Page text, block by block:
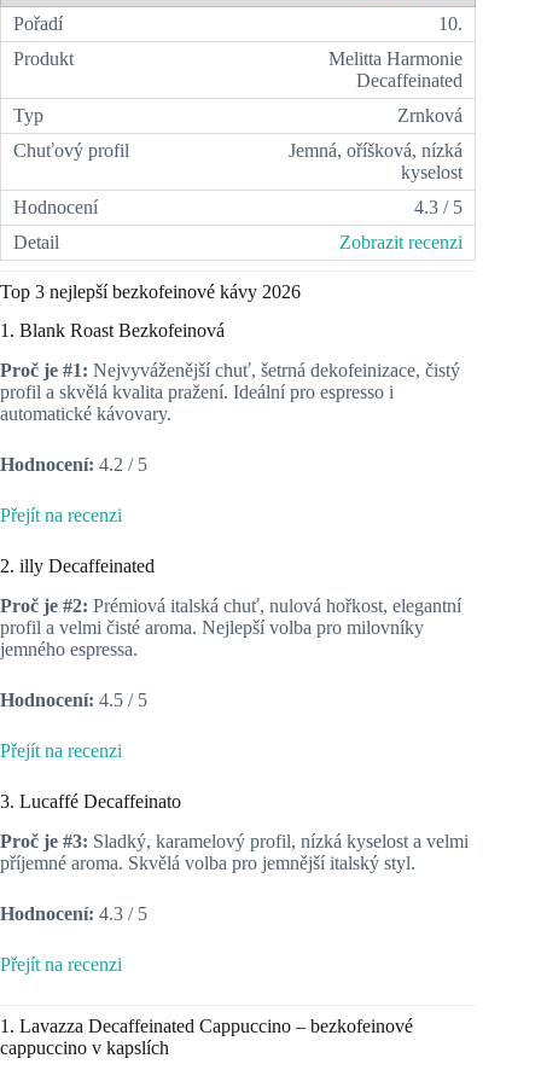
10.
Melitta Harmonie
Decaffeinated
Zrnková
Jemná, oříšková, nízká
kyselost
4.3 / 5
Zobrazit recenzi
Top 3 nejlepší bezkofeinové kávy 2026
1. Blank Roast Bezkofeinová
Proč je #1: Nejvyváženější chuť, šetrná dekofeinizace, čistý
profil a skvělá kvalita pražení. Ideální pro espresso i
automatické kávovary.
Hodnocení: 4.2 / 5
Přejít na recenzi
2. illy Decaffeinated
Proč je #2: Prémiová italská chuť, nulová hořkost, elegantní
profil a velmi čisté aroma. Nejlepší volba pro milovníky
jemného espressa.
Hodnocení: 4.5 / 5
Přejít na recenzi
3. Lucaffé Decaffeinato
Proč je #3: Sladký, karamelový profil, nízká kyselost a velmi
příjemné aroma. Skvělá volba pro jemnější italský styl.
Hodnocení: 4.3 / 5
Přejít na recenzi
1. Lavazza Decaffeinated Cappuccino – bezkofeinové
cappuccino v kapslích